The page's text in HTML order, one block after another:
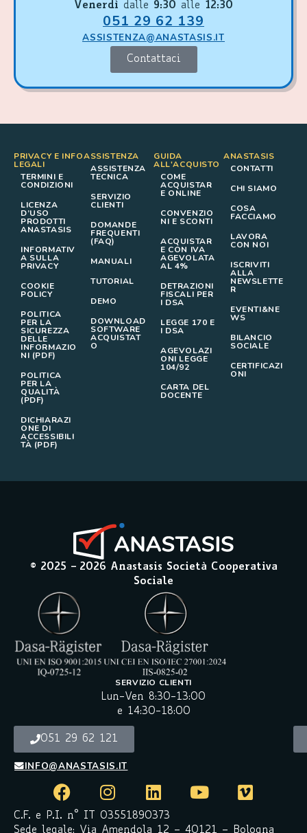
Venerdì dalle 9:30 alle 12:30
051 29 62 139
ASSISTENZA@ANASTASIS.IT
Contattaci
PRIVACY E INFO
LEGALI
TERMINI E
CONDIZIONI
LICENZA
D’USO
PRODOTTI
ANASTASIS
INFORMATIV
A SULLA
PRIVACY
COOKIE
POLICY
POLITICA
PER LA
SICUREZZA
DELLE
INFORMAZIO
NI (PDF)
POLITICA
PER LA
QUALITÀ
(PDF)
DICHIARAZI
ONE DI
ACCESSIBILI
TÀ (PDF)
ASSISTENZA
ASSISTENZA
TECNICA
SERVIZIO
CLIENTI
DOMANDE
FREQUENTI
(FAQ)
MANUALI
TUTORIAL
DEMO
DOWNLOAD
SOFTWARE
ACQUISTAT
O
GUIDA
ALL'ACQUISTO
COME
ACQUISTAR
E ONLINE
CONVENZIO
NI E SCONTI
ACQUISTAR
E CON IVA
AGEVOLATA
AL 4%
DETRAZIONI
FISCALI PER
I DSA
LEGGE 170 E
I DSA
AGEVOLAZI
ONI LEGGE
104/92
CARTA DEL
DOCENTE
ANASTASIS
CONTATTI
CHI SIAMO
COSA
FACCIAMO
LAVORA
CON NOI
ISCRIVITI
ALLA
NEWSLETTE
R
EVENTI&NE
WS
BILANCIO
SOCIALE
CERTIFICAZI
ONI
© 2025 – 2026 Anastasis Società Cooperativa
Sociale
SERVIZIO CLIENTI
Lun-Ven 8:30-13:00
e 14:30-18:00
051 29 62 121
INFO@ANASTASIS.IT
C.F. e P.I. n° IT 03551890373
Sede legale: Via Amendola 12 – 40121 – Bologna